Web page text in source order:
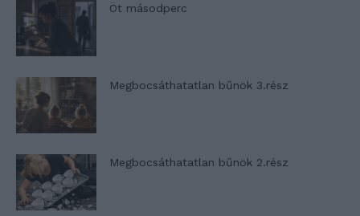
Öt másodperc
Megbocsáthatatlan bűnök 3.rész
Megbocsáthatatlan bűnök 2.rész